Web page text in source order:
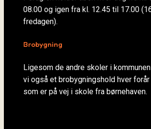
08.00 og igen fra kl. 12.45 til 17.00
fredagen).
Brobygning
Ligesom de andre skoler i
vi også et brobygningshold hver
som er på vej i skole fra børnehaven.